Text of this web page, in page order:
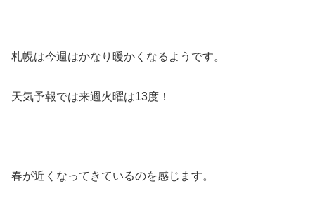
札幌は今週はかなり暖かくなるようです。
天気予報では来週火曜は13度！
春が近くなってきているのを感じます。